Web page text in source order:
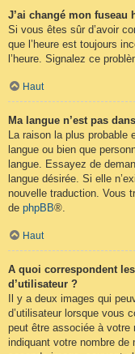
J’ai changé mon fuseau
Si vous êtes sûr d’avoir
que l’heure est toujours
l’heure. Signalez ce
Haut
Ma langue n’est pas
La raison la plus probable
langue ou bien que
langue. Essayez de
langue désirée. Si elle
nouvelle traduction. Vous
de phpBB®.
Haut
A quoi correspondent
d’utilisateur ?
Il y a deux images qui
d’utilisateur lorsque vous
peut être associée à votre
indiquant votre nombre